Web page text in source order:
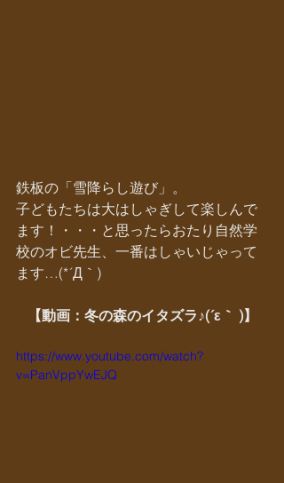
鉄板の「雪降らし遊び」。
子どもたちは大はしゃぎして楽しんで
ます！・・・と思ったらおたり自然学
校のオビ先生、一番はしゃいじゃって
ます…(*´Д｀)
【動画：冬の森のイタズラ♪(´ε｀ )】
https://www.youtube.com/watch?
v=PanVppYwEJQ